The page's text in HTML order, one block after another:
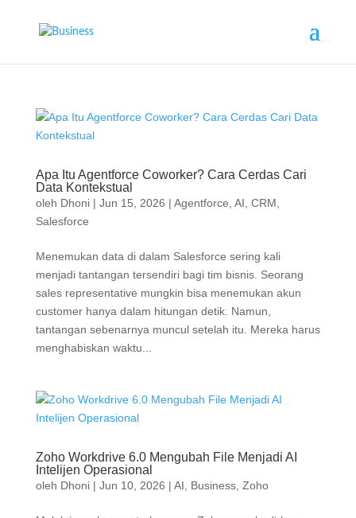
Apa Itu Agentforce Coworker? Cara Cerdas Cari
Data Kontekstual
oleh Dhoni| Jun 15, 2026 | Agentforce AI CRM
Salesforce
Menemukan data di dalam Salesforce sering kali
menjadi tantangan tersendiri bagi tim bisnis. Seorang
sales representative mungkin bisa menemukan akun
customer hanya dalam hitungan detik. Namun,
tantangan sebenarnya muncul setelah itu. Mereka harus
menghabiskan waktu...
Zoho Workdrive 6.0 Mengubah File Menjadi AI
Intelijen Operasional
oleh Dhoni| Jun 10, 2026 | AI Business, Zoho